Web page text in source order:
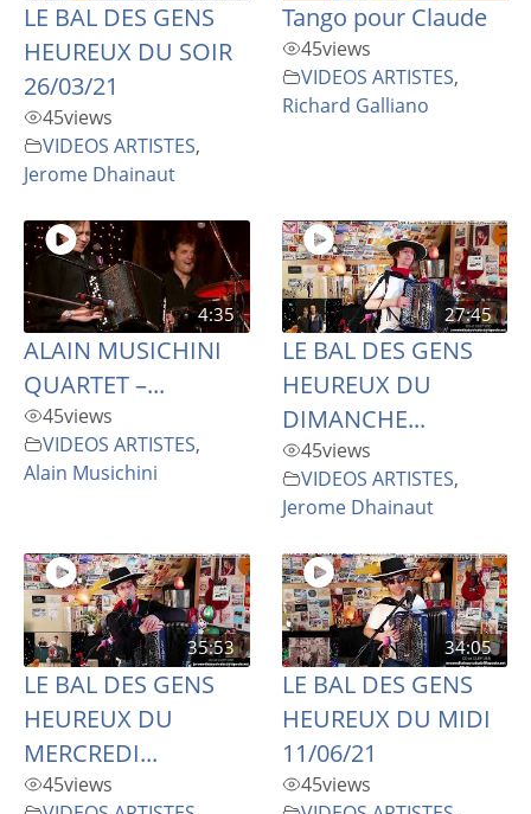
LE BAL DES GENS
HEUREUX DU SOIR
26/03/21
45views
VIDEOS ARTISTES,
Jerome Dhainaut
Tango pour Claude
45views
VIDEOS ARTISTES,
Richard Galliano
4:35
ALAIN MUSICHINI
QUARTET –...
45views
VIDEOS ARTISTES,
Alain Musichini
27:45
LE BAL DES GENS
HEUREUX DU
DIMANCHE...
45views
VIDEOS ARTISTES,
Jerome Dhainaut
35:53
LE BAL DES GENS
HEUREUX DU
MERCREDI...
45views
34:05
LE BAL DES GENS
HEUREUX DU MIDI
11/06/21
45views